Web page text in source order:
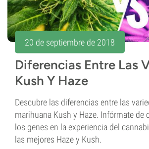
20 de septiembre de 2018
Diferencias Entre Las
Kush Y Haze
Descubre las diferencias entre las
marihuana Kush y Haze. Infórmate de
los genes en la experiencia del
las mejores Haze y Kush.